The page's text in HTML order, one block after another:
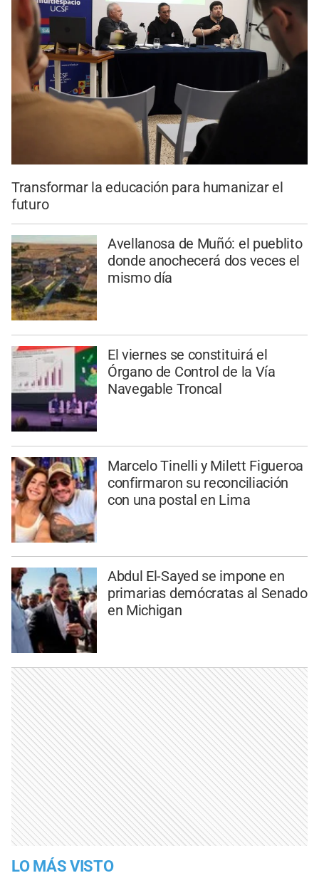
Transformar la educación para humanizar el
futuro
Avellanosa de Muñó: el pueblito
donde anochecerá dos veces el
mismo día
El viernes se constituirá el
Órgano de Control de la Vía
Navegable Troncal
Marcelo Tinelli y Milett Figueroa
confirmaron su reconciliación
con una postal en Lima
Abdul El-Sayed se impone en
primarias demócratas al Senado
en Michigan
LO MÁS VISTO